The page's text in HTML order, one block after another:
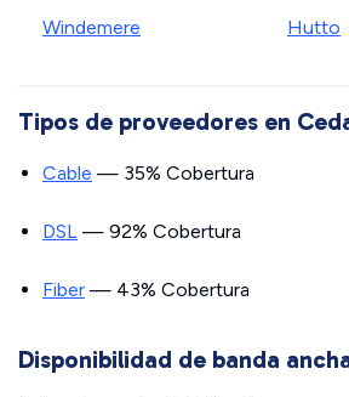
Windemere
Hutto
Tipos de proveedores en
Cable — 35% Cobertura
DSL — 92% Cobertura
Fiber — 43% Cobertura
Disponibilidad de banda